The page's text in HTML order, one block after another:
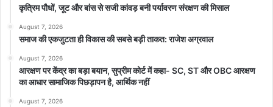
कृत्रिम पौधों, जूट और बांस से सजी कांवड़ बनी पर्यावरण संरक्षण की मिसाल
August 7, 2026
समाज की एकजुटता ही विकास की सबसे बड़ी ताकत: राजेश अग्रवाल
August 7, 2026
आरक्षण पर केंद्र का बड़ा बयान, सुप्रीम कोर्ट में कहा- SC, ST और OBC आरक्षण
का आधार सामाजिक पिछड़ापन है, आर्थिक नहीं
August 7, 2026